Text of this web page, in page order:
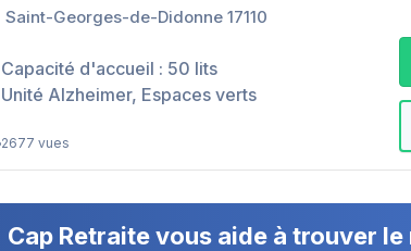
Saint-Georges-de-Didonne 17110
Capacité d'accueil : 50 lits
Unité Alzheimer, Espaces verts
2677 vues
Cap Retraite vous aide à trouver